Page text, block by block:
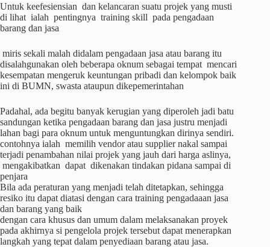
Untuk keefesiensian dan kelancaran suatu projek yang musti
di lihat ialah pentingnya training skill pada pengadaan
barang dan jasa
miris sekali malah didalam pengadaan jasa atau barang itu
disalahgunakan oleh beberapa oknum sebagai tempat mencari
kesempatan mengeruk keuntungan pribadi dan kelompok baik
ini di BUMN, swasta ataupun dikepemerintahan
Padahal, ada begitu banyak kerugian yang diperoleh jadi batu
sandungan ketika pengadaan barang dan jasa justru menjadi
lahan bagi para oknum untuk menguntungkan dirinya sendiri.
contohnya ialah memilih vendor atau supplier nakal sampai
terjadi penambahan nilai projek yang jauh dari harga aslinya,
mengakibatkan dapat dikenakan tindakan pidana sampai di
penjara
Bila ada peraturan yang menjadi telah ditetapkan, sehingga
resiko itu dapat diatasi dengan cara training pengadaaan jasa
dan barang yang baik
dengan cara khusus dan umum dalam melaksanakan proyek
pada akhirnya si pengelola projek tersebut dapat menerapkan
langkah yang tepat dalam penyediaan barang atau jasa.